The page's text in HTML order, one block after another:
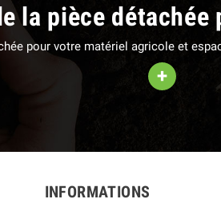
la pièce
pour votre matériel agricole et
+
INFORMATIONS